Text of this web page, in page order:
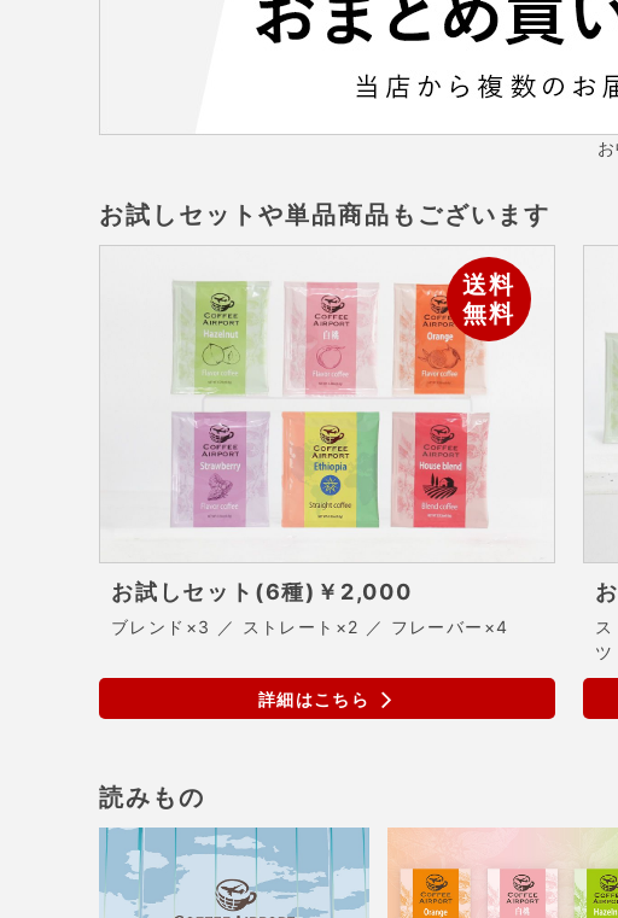
お試しセットや単品商品もございます
送料
無料
お試しセット(6種) ￥2,000
ブレンド×3 ／ ストレート×2 ／ フレーバー×4
詳細はこちら
ツ
読みもの